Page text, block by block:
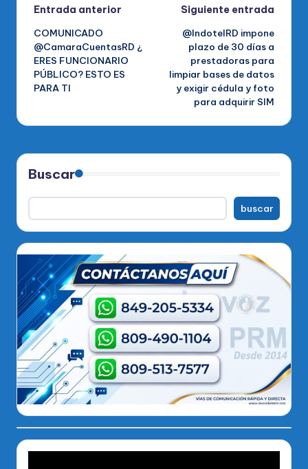
Navegación
de
entradas
Entrada anterior
COMUNICADO
@CamaraCuentasRD ¿
ERES FUNCIONARIO
PÚBLICO? ESTO ES
PARA TI
Siguiente entrada
@IndotelRD impone
plazo de 30 días a
prestadoras para
limpiar bases de datos
y exigir cédula y foto
para adquirir SIM
Buscar
buscar